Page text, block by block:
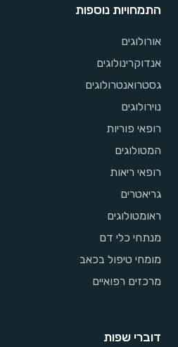
התמחויות נוספות
אורולוגים
אנדוקרינולוגים
גסטרואנטרולוגים
נוירולוגים
רופאי פוריות
המטולוגים
רופאי ריאות
גריאטרים
ראומטולוגים
מנתחי כלי דם
מומחי טיפול בכאב
מרכזים רפואיים
דוברי שפות